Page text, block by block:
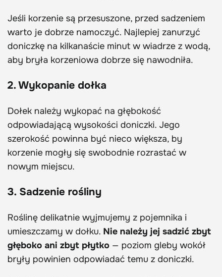
Jeśli korzenie są przesuszone, przed sadzeniem
warto je dobrze namoczyć. Najlepiej zanurzyć
doniczkę na kilkanaście minut w wiadrze z wodą,
aby bryła korzeniowa dobrze się nawodniła.
2. Wykopanie dołka
Dołek należy wykopać na głębokość
odpowiadającą wysokości doniczki. Jego
szerokość powinna być nieco większa, by
korzenie mogły się swobodnie rozrastać w
nowym miejscu.
3. Sadzenie rośliny
Roślinę delikatnie wyjmujemy z pojemnika i
umieszczamy w dołku. Nie należy jej sadzić zbyt
głęboko ani zbyt płytko — poziom gleby wokół
bryły powinien odpowiadać temu z doniczki.